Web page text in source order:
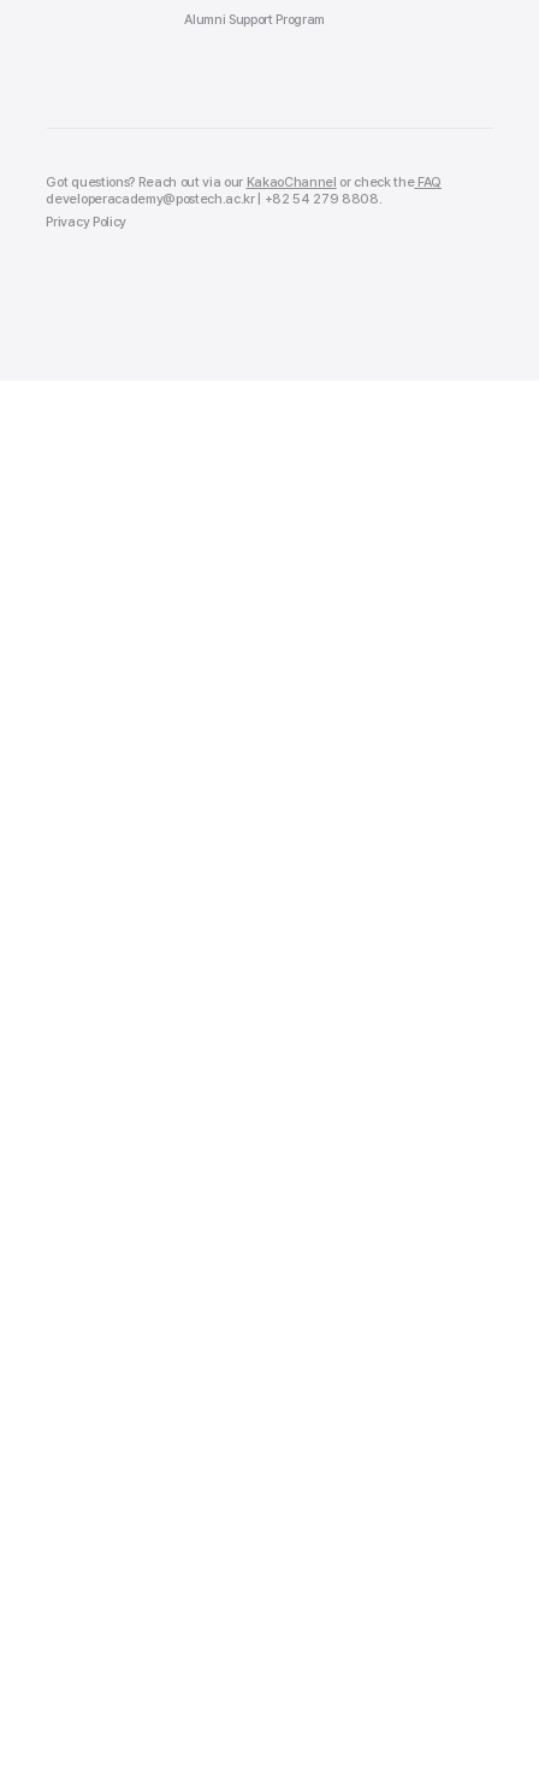
Alumni Support Program
Got questions? Reach out via our KakaoChannel or check the FAQ
developeracademy@postech.ac.kr | +82 54 279 8808.
Privacy Policy